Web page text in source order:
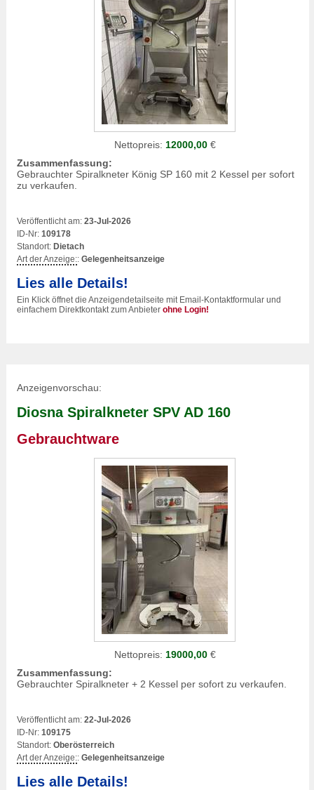
Nettopreis: 12000,00€
Zusammenfassung:
Gebrauchter Spiralkneter König SP 160 mit 2 Kessel per sofort
zu verkaufen.
Veröffentlicht am: 23-Jul-2026
ID-Nr: 109178
Standort: Dietach
Art der Anzeige:: Gelegenheitsanzeige
Lies alle Details!
Ein Klick öffnet die Anzeigendetailseite mit Email-Kontaktformular und
einfachem Direktkontakt zum Anbieter ohne Login!
Anzeigenvorschau:
Diosna Spiralkneter SPV AD 160
Gebrauchtware
Nettopreis: 19000,00€
Zusammenfassung:
Gebrauchter Spiralkneter + 2 Kessel per sofort zu verkaufen.
Veröffentlicht am: 22-Jul-2026
ID-Nr: 109175
Standort: Oberösterreich
Art der Anzeige:: Gelegenheitsanzeige
Lies alle Details!